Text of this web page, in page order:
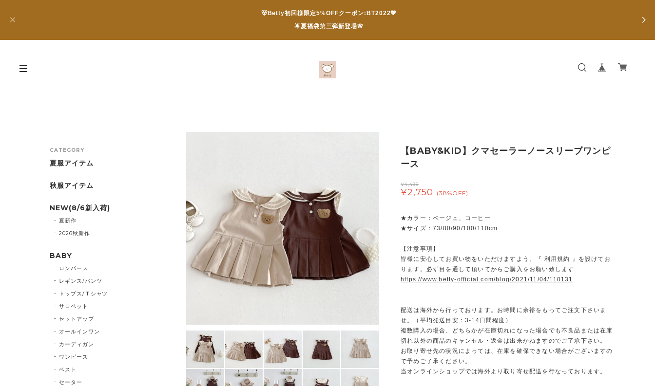
🐻Betty初回様限定5%OFFクーポン:BT2022💖
🌟夏福袋第三弾新登場🌸
【BABY&KID】クマセーラーノースリーブワンピ
ース
¥4,435
¥2,750 (38%OFF)
★カラー：ベージュ、コーヒー
★サイズ：73/80/90/100/110cm
【注意事項】
皆様に安心してお買い物をいただけますよう、『 利用規約 』を設けてお
ります。必ず目を通して頂いてからご購入をお願い致します
https://www.betty-official.com/blog/2021/11/04/110131
配送は海外から行っております。お時間に余裕をもってご注文下さいま
せ。（平均発送目安：3-14日間程度）
複数購入の場合、どちらかが在庫切れになった場合でも不良品または在庫
切れ以外の商品のキャンセル・返金は出来かねますのでご了承下さい。
お取り寄せ先の状況によっては、在庫を確保できない場合がございますの
で予めご了承ください。
当オンラインショップでは海外より取り寄せ配送を行なっております。
CATEGORY
夏服アイテム
秋服アイテム
NEW(8/6新入荷)
夏新作
2026秋新作
BABY
ロンパース
レギンス/パンツ
トップス/Ｔシャツ
サロペット
セットアップ
オールインワン
カーディガン
ワンピース
ベスト
セーター